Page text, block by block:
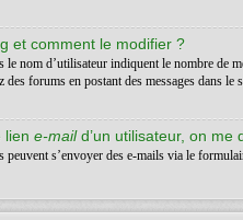
et comment le modifier ?
le nom d’utilisateur indiquent le nombre de
des forums en postant des messages dans
lien e-maild’un utilisateur, on me
peuvent s’envoyer des e-mails via le